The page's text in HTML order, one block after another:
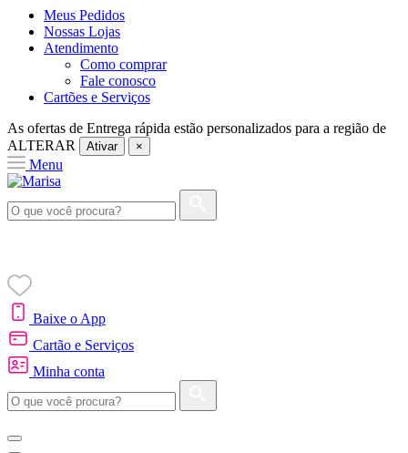
Meus Pedidos
Nossas Lojas
Atendimento
Como comprar
Fale conosco
Cartões e Serviços
As ofertas de Entrega rápida estão personalizados para a região de
ALTERAR
Ativar ×
Menu
Baixe o App
Cartão e Serviços
Minha conta